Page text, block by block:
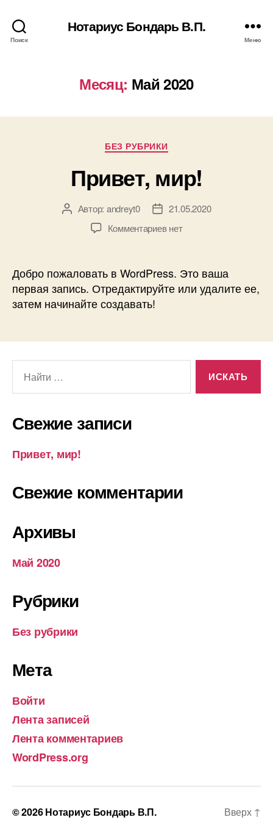
Поиск
Нотариус Бондарь В.П.
Меню
Месяц: Май 2020
Рубрики
БЕЗ РУБРИКИ
Привет, мир!
Автор
записи
Автор: andreyt0
Дата21.05.2020
Комментариевк
мир!
нет
Добро пожаловать в WordPress. Это ваша
первая запись. Отредактируйте или удалите ее,
затем начинайте создавать!
Свежие записи
Привет, мир!
Свежие комментарии
Архивы
Май 2020
Рубрики
Без рубрики
Мета
Войти
Лента записей
Лента комментариев
WordPress.org
© 2026Нотариус Бондарь В.П. Вверх ↑